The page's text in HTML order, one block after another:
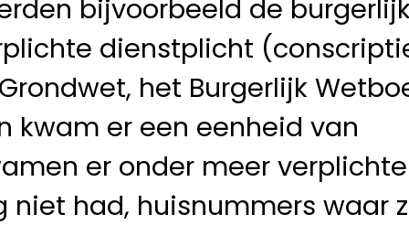
bijvoorbeeld de
dienstplicht
het Burgerlijk
kwam er een eenheid van
er onder meer verplichte
had, huisnummers waar